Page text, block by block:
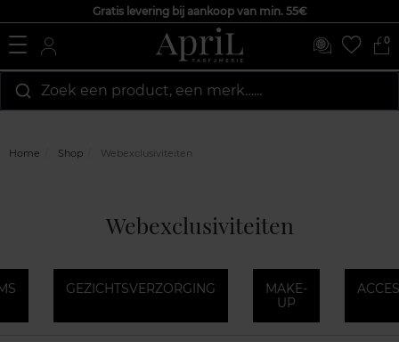
Gratis levering bij aankoop van min. 55€
0
Zoek een product, een merk…...
Home Shop Webexclusiviteiten
Webexclusiviteiten
GEZICHTSVERZORGING
MAKE-
UP